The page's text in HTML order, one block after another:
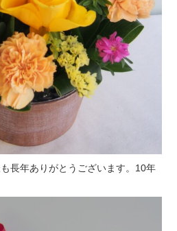
長年ありがとうございます。10年